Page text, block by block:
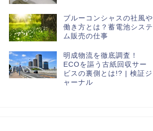
ブルーコンシャスの社風や
働き方とは？蓄電池システ
ム販売の仕事
明成物流を徹底調査！
ECOを謳う古紙回収サー
ビスの裏側とは!? | 検証ジ
ャーナル